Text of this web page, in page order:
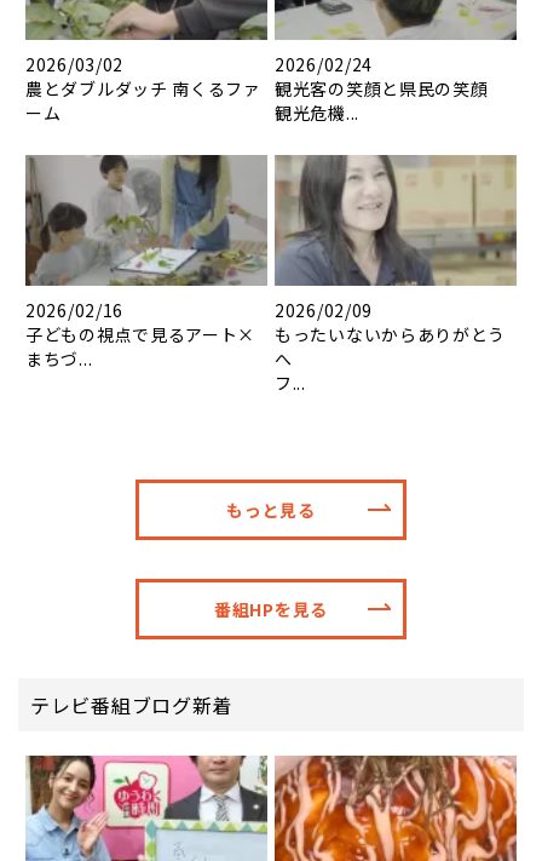
2026/03/02
農とダブルダッチ 南くるファ
ーム
2026/02/24
観光客の笑顔と県民の笑顔
観光危機...
2026/02/16
子どもの視点で見るアート×
まちづ...
2026/02/09
もったいないからありがとう
へ
フ...
もっと見る
番組HPを見る
テレビ番組ブログ新着